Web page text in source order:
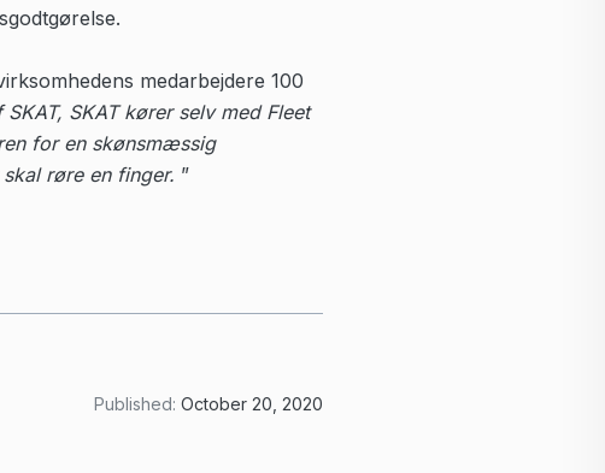
medarbejdere 100
SKAT kører selv med Fleet
for en skønsmæssig
røre en finger. ”
Published: October 20, 2020